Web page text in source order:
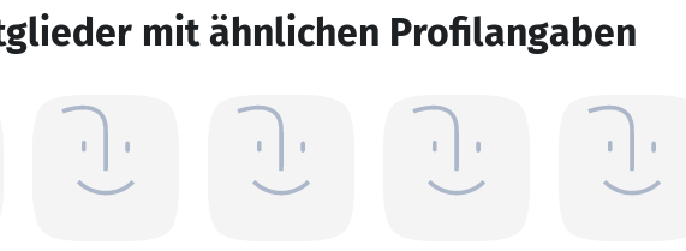
mit ähnlichen Profilangaben